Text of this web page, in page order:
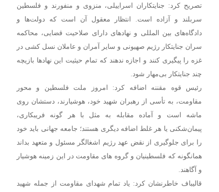
تصریح کرد: جنایتکاران اسراییلی، منزوی و منفورند و فلسطین
سربلند و آزاده است. انتظار معقول آن است که دولت‌ها و
دادگاه‌های بین المللی و نهادهای دارای صلاحیت قضایی، محاکمه‌
سران جنایتکار رژیم صهیونی و سایر آمران و عاملان نسل کشی در
غزه را پیگیری کنند و اجازه ندهند که تمام حیثیت این نهادها بازیچه‌
چند جنایتکار بی‌مهار شود.
رئیس قوه مقننه اضافه کرد: امروز ملت فلسطین و محور
مقاومت، به تأسی از رهبران شهید خود، هوشیارند، دستشان روی
ماشه‌ است و آماده‌ مقابله به مثل با هر گونه فریبکاری،
پیمان‌شکنی یا هر غلط اضافه‌ دیگری هستند؛ جامعه‌ جهانی باید خود
را برای جلوگیری از نقض عهد رژیم اشغالگر مسئول و متعهد بداند
همانگونه که فلسطینیان و گروه های مقاومت در این زمینه هوشیار
و آگاهند.
قالیباف خاطرنشان کرد: یاد تمام شهدای مقاومت از جمله شهید